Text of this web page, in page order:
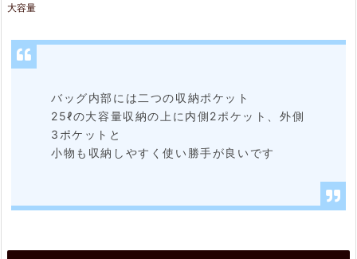
大容量
バッグ内部には二つの収納ポケット
25ℓの大容量収納の上に内側2ポケット、外側
3ポケットと
小物も収納しやすく使い勝手が良いです